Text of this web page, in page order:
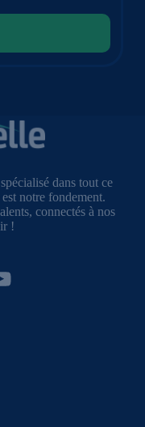
dans tout ce
notre fondement.
connectés à nos
!